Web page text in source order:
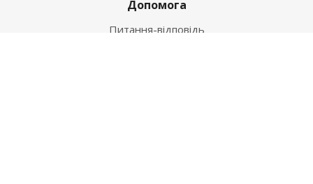
Допомога
Питання-відповідь